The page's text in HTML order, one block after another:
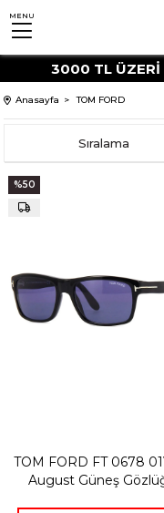
3000 TL ÜZERİ
MENU
Anasayfa TOM FORD
Sıralama
TOM FORD FT 0678
August Güneş
%50